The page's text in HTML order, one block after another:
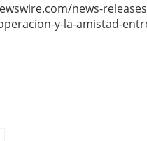
news-
y-la-amistad-